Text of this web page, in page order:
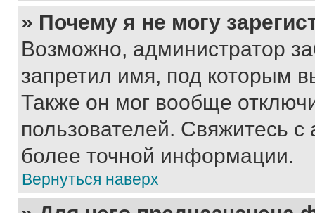
» Почему я не могу
Возможно, администратор
запретил имя, под которым
Также он мог вообще
пользователей. Свяжитесь
более точной информации.
Вернуться наверх